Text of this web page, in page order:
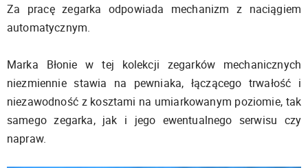
Za pracę zegarka odpowiada mechanizm z naciągiem
automatycznym.
Marka Błonie w tej kolekcji zegarków mechanicznych
niezmiennie stawia na pewniaka, łączącego trwałość i
niezawodność z kosztami na umiarkowanym poziomie, tak
samego zegarka, jak i jego ewentualnego serwisu czy
napraw.